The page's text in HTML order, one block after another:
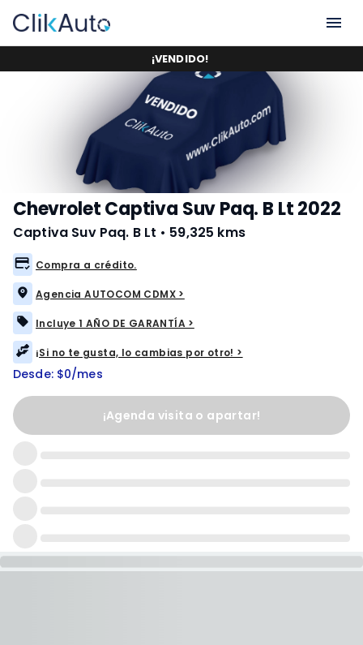
¡VENDIDO!
Chevrolet Captiva Suv Paq. B Lt 2022
Captiva Suv Paq. B Lt • 59,325 kms
Compra a crédito.
Agencia AUTOCOM CDMX >
Incluye 1 AÑO DE GARANTÍA >
¡Si no te gusta, lo cambias por otro! >
Desde: $0/mes
¡Agenda visita o apartar!